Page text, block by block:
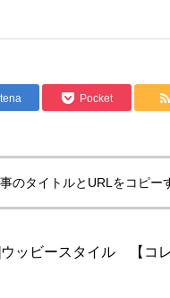
Pocket
のタイトルとURLをコピー
ウッビースタイル 【